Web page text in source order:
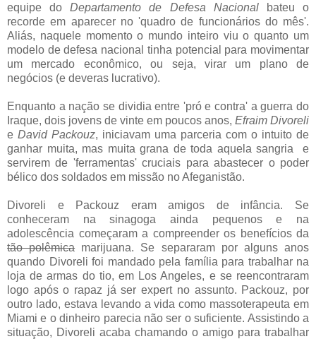
equipe doDepartamento de Defesa Nacionalbateu o
recorde em aparecer no 'quadro de funcionários do mês'.
Aliás, naquele momento o mundo inteiro viu o quanto um
modelo de defesa nacional tinha potencial para movimentar
um mercado econômico, ou seja, virar um plano de
negócios (e deveras lucrativo).
Enquanto a nação se dividia entre 'pró e contra' a guerra do
Iraque, dois jovens de vinte em poucos anos, Efraim Divoreli
e David Packouz, iniciavam uma parceria com o intuito de
ganhar muita, mas muita grana de toda aquela sangria e
servirem de 'ferramentas' cruciais para abastecer o poder
bélico dos soldados em missão no Afeganistão.
Divoreli e Packouz eram amigos de infância. Se
conheceram na sinagoga ainda pequenos e na
adolescência começaram a compreender os benefícios da
tão polêmicamarijuana. Se separaram por alguns anos
quando Divoreli foi mandado pela família para trabalhar na
loja de armas do tio, em Los Angeles, e se reencontraram
logo após o rapaz já ser expert no assunto. Packouz, por
outro lado, estava levando a vida como massoterapeuta em
Miami e o dinheiro parecia não ser o suficiente. Assistindo a
situação, Divoreli acaba chamando o amigo para trabalhar